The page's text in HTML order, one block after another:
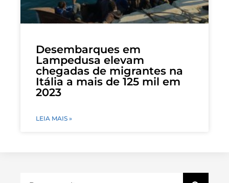
Desembarques em
Lampedusa elevam
chegadas de migrantes na
Itália a mais de 125 mil em
2023
LEIA MAIS »